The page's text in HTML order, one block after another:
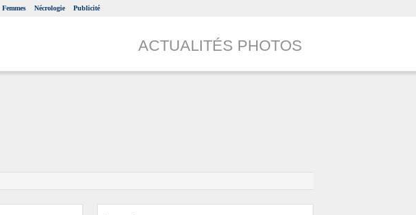
Femmes Nécrologie Publicité
ACTUALITÉS PHOTOS